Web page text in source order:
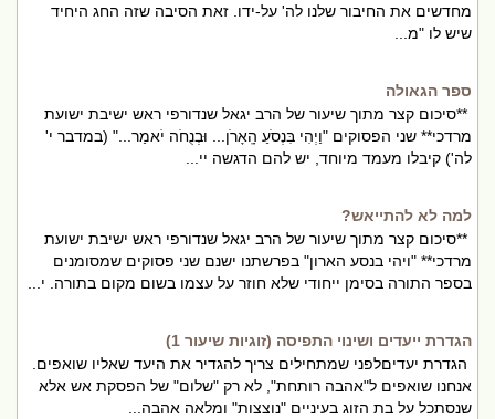
מחדשים את החיבור שלנו לה' על-ידו. זאת הסיבה שזה החג היחיד
שיש לו "מ...
ספר הגאולה
**סיכום קצר מתוך שיעור של הרב יגאל שנדורפי ראש ישיבת ישועת
מרדכי** שני הפסוקים "וַיְהִי בִּנְסֹעַ הָֽאָרֹן... וּבְנֻחֹה יֹאמַר..." (במדבר י'
לה') קיבלו מעמד מיוחד, יש להם הדגשה יי...
למה לא להתייאש?
**סיכום קצר מתוך שיעור של הרב יגאל שנדורפי ראש ישיבת ישועת
מרדכי** "ויהי בנסע הארון" בפרשתנו ישנם שני פסוקים שמסומנים
בספר התורה בסימן ייחודי שלא חוזר על עצמו בשום מקום בתורה. י...
הגדרת ייעדים ושינוי התפיסה (זוגיות שיעור 1)
הגדרת יעדיםלפני שמתחילים צריך להגדיר את היעד שאליו שואפים.
אנחנו שואפים ל"אהבה רותחת", לא רק "שלום" של הפסקת אש אלא
שנסתכל על בת הזוג בעיניים "נוצצות" ומלאה אהבה...